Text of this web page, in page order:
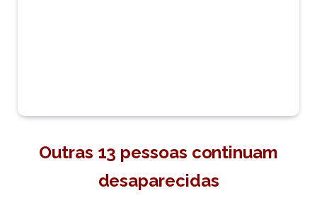
Outras 13 pessoas continuam
desaparecidas